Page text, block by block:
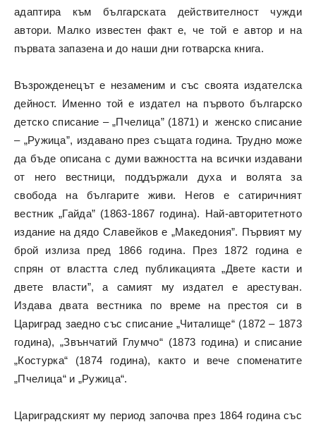
адаптира към българската действителност чужди
автори. Малко известен факт е, че той е автор и на
първата запазена и до наши дни готварска книга.
Възрожденецът е незаменим и със своята издателска
дейност. Именно той е издател на първото българско
детско списание – „Пчелица” (1871) и женско списание
– „Ружица”, издавано през същата година. Трудно може
да бъде описана с думи важността на всички издавани
от него вестници, поддържали духа и волята за
свобода на българите живи. Негов е сатиричният
вестник „Гайда” (1863-1867 година). Най-авторитетното
издание на дядо Славейков е „Македония”. Първият му
брой излиза пред 1866 година. През 1872 година е
спрян от властта след публикацията „Двете касти и
двете власти”, а самият му издател е арестуван.
Издава двата вестника по време на престоя си в
Цариград заедно със списание „Читалище“ (1872 – 1873
година), „Звънчатий Глумчо“ (1873 година) и списание
„Костурка“ (1874 година), както и вече споменатите
„Пчелица“ и „Ружица“.
Цариградският му период започва през 1864 година със